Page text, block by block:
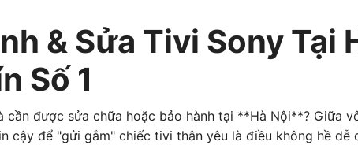
& Sửa Tivi Sony Tại
Số 1
được sửa chữa hoặc bảo hành tại **Hà Nội**? Giữa
cậy để "gửi gắm" chiếc tivi thân yêu là điều không hề dễ